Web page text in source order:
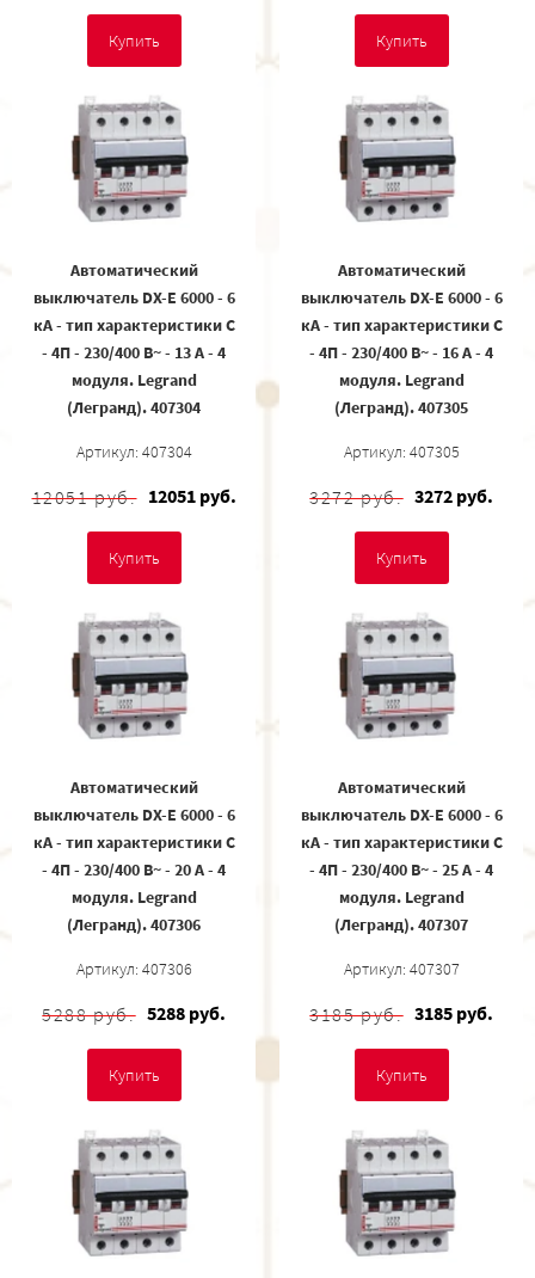
Купить Купить
Автоматический
выключатель DX-E 6000 - 6
кА - тип характеристики C
- 4П - 230/400 В~ - 13 А - 4
модуля. Legrand
(Легранд). 407304
Артикул: 407304
12051 руб. 12051 руб.
Купить
Автоматический
выключатель DX-E 6000 - 6
кА - тип характеристики C
- 4П - 230/400 В~ - 16 А - 4
модуля. Legrand
(Легранд). 407305
Артикул: 407305
3272 руб. 3272 руб.
Купить
Автоматический
выключатель DX-E 6000 - 6
кА - тип характеристики C
- 4П - 230/400 В~ - 20 А - 4
модуля. Legrand
(Легранд). 407306
Артикул: 407306
5288 руб. 5288 руб.
Купить
Автоматический
выключатель DX-E 6000 - 6
кА - тип характеристики C
- 4П - 230/400 В~ - 25 А - 4
модуля. Legrand
(Легранд). 407307
Артикул: 407307
3185 руб. 3185 руб.
Купить